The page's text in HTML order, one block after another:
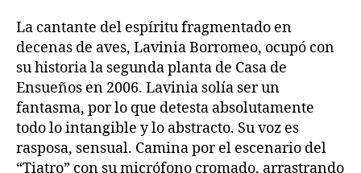
La cantante del espíritu fragmentado en
decenas de aves, Lavinia Borromeo, ocupó con
su historia la segunda planta de Casa de
Ensueños en 2006. Lavinia solía ser un
fantasma, por lo que detesta absolutamente
todo lo intangible y lo abstracto. Su voz es
rasposa, sensual. Camina por el escenario del
“Tiatro” con su micrófono cromado, arrastrando